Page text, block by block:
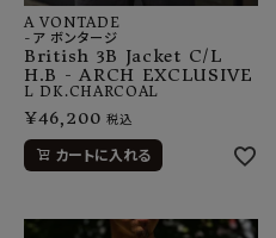
A VONTADE
-ア ボンタージ
British 3B Jacket C/L
H.B - ARCH EXCLUSIVE
L DK.CHARCOAL
¥46,200 税込
カートに入れる